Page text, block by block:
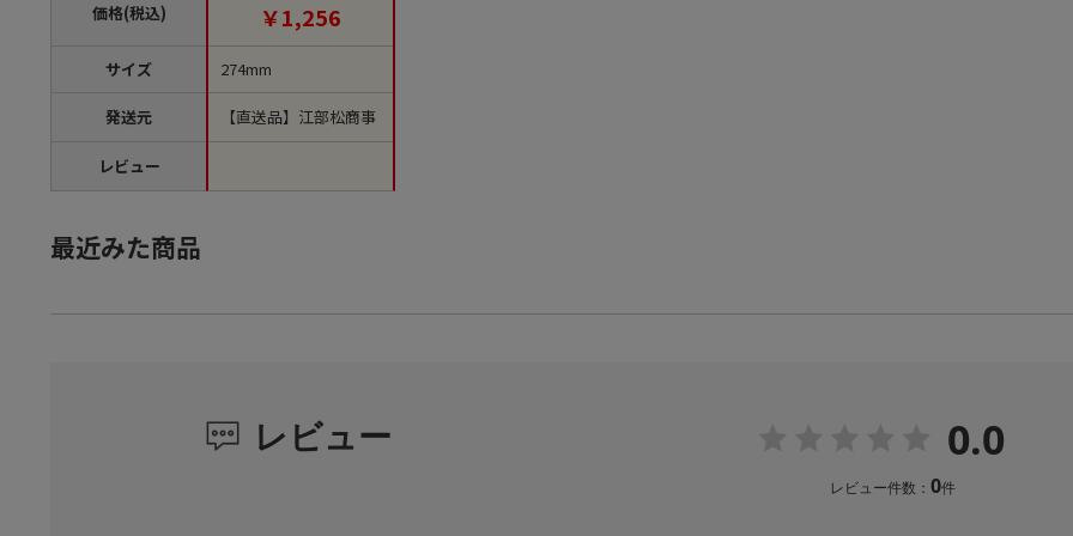
価格(税込)
サイズ
発送元
レビュー
個（ご注文単位1個）
【直送品】
￥1,256
274mm
【直送品】江部松商事
最近みた商品
レビュー 0.0
レビュー件数： 0件